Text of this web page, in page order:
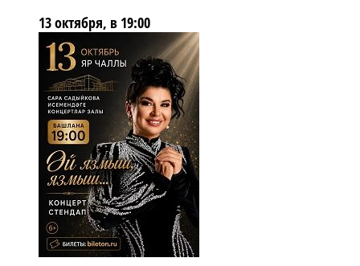
13 октября, в 19:00